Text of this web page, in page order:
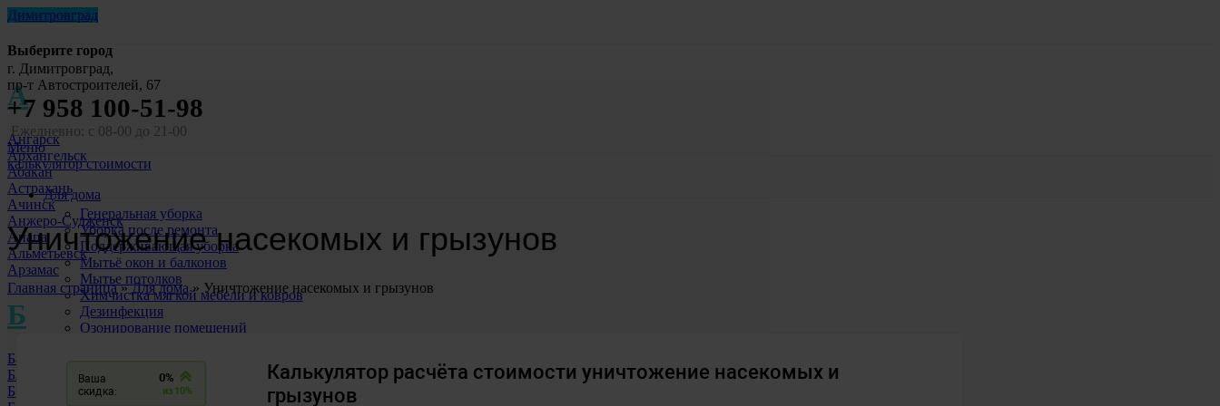
Димитровград
Выберите город
А
Ангарск
Архангельск
Абакан
Астрахань
Ачинск
Анжеро-Судженск
Анапа
Альметьевск
Арзамас
Б
Барнаул
Благовещенск
Братск
г. Димитровград,
пр-т Автостроителей, 67
+7 958 100-51-98
Ежедневно: с 08-00 до 21-00
Меню
калькулятор стоимости
Для дома
Генеральная уборка
Уборка после ремонта
Поддерживающая уборка
Мытьё окон и балконов
Мытье потолков
Химчистка мягкой мебели и ковров
Дезинфекция
Озонирование помещений
Для бизнеса
Уборка офисов
Уборка ТЦ
Уничтожение насекомых и грызунов
Главная страница»Для дома» Уничтожение насекомых и грызунов